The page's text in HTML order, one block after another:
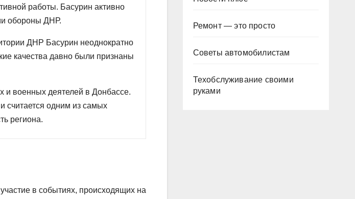
работы. Басурин активно
обороны ДНР.
ДНР Басурин неоднократно
качества давно были признаны
и военных деятелей в Донбассе.
считается одним из самых
региона.
в событиях, происходящих на
Ремонт — это просто
Советы автомобилистам
Техобслуживание своими
руками